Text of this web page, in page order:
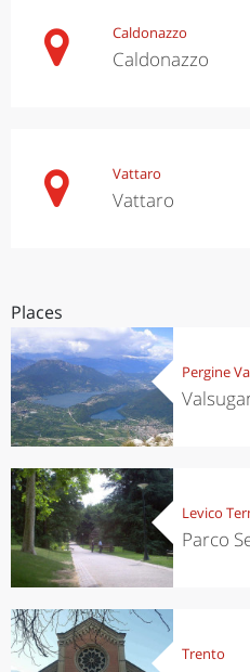
Caldonazzo
Caldonazzo
Vattaro
Vattaro
Places
Pergine
Levico
Parco
Trento